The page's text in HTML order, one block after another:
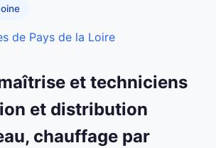
de Pays de la Loire
et techniciens
et distribution
chauffage par